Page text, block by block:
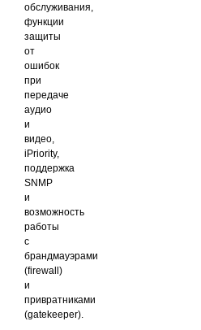
обслуживания,
функции
защиты
от
ошибок
при
передаче
аудио
и
видео,
iPriority,
поддержка
SNMP
и
возможность
работы
с
брандмауэрами
(firewall)
и
привратниками
(gatekeeper).